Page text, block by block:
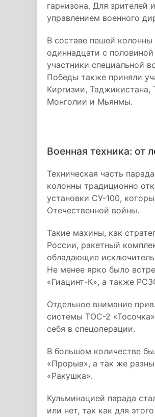
гарнизона. Для
управлением военного
В составе пешей
одиннадцати с
участники специальной
Победы также приняли
Киргизии, Таджикистана,
Монголии и Мьянмы.
Военная техника: от
Техническая часть
колонны традиционно
установки СУ-100,
Отечественной войны.
Такие махины, как
России, ракетный
обладающие
Не менее ярко было
«Гиацинт-К», а также
Отдельное внимание
системы ТОС-2
себя в спецоперации.
В большом количестве
«Прорыв», а так же
«Ракушка».
Кульминацией парада
или нет, так как для